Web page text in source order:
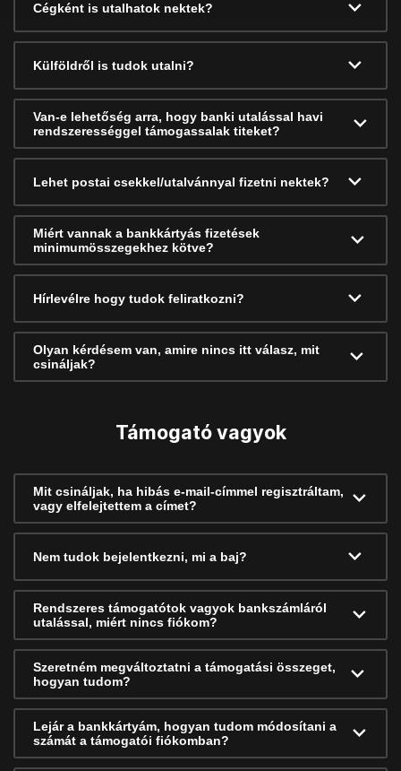
Cégként is utalhatok nektek?
Külföldről is tudok utalni?
Van-e lehetőség arra, hogy banki utalással havi
rendszerességgel támogassalak titeket?
Lehet postai csekkel/utalvánnyal fizetni nektek?
Miért vannak a bankkártyás fizetések
minimumösszegekhez kötve?
Hírlevélre hogy tudok feliratkozni?
Olyan kérdésem van, amire nincs itt válasz, mit
csináljak?
Támogató vagyok
Mit csináljak, ha hibás e-mail-címmel regisztráltam,
vagy elfelejtettem a címet?
Nem tudok bejelentkezni, mi a baj?
Rendszeres támogatótok vagyok bankszámláról
utalással, miért nincs fiókom?
Szeretném megváltoztatni a támogatási összeget,
hogyan tudom?
Lejár a bankkártyám, hogyan tudom módosítani a
számát a támogatói fiókomban?